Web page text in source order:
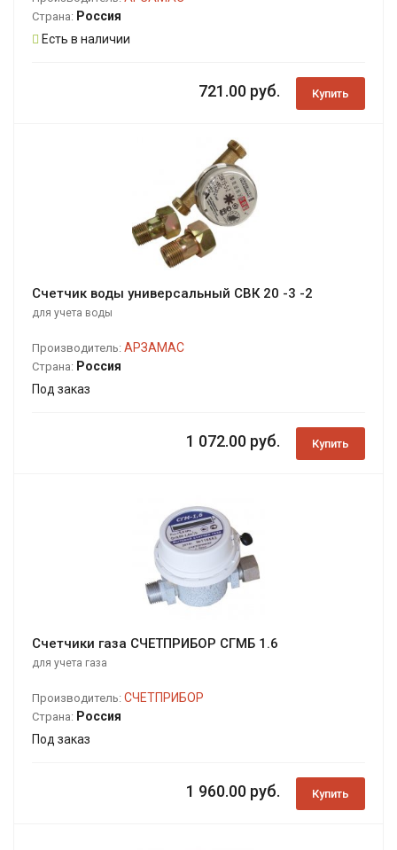
Страна: Россия
Есть в наличии
721.00 руб. Купить
Счетчик воды универсальный СВК 20 -3 -2
для учета воды
Производитель: АРЗАМАС
Страна: Россия
Под заказ
1 072.00 руб. Купить
Счетчики газа СЧЕТПРИБОР СГМБ 1.6
для учета газа
Производитель: СЧЕТПРИБОР
Страна: Россия
Под заказ
1 960.00 руб. Купить